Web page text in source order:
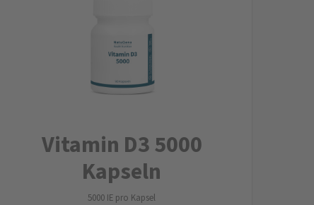
Vitamin D3 5000
Kapseln
5000 IE pro Kapsel